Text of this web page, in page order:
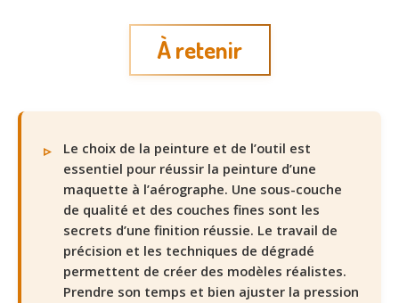
À retenir
Le choix de la peinture et de l’outil est
essentiel pour réussir la peinture d’une
maquette à l’aérographe. Une sous-couche
de qualité et des couches fines sont les
secrets d’une finition réussie. Le travail de
précision et les techniques de dégradé
permettent de créer des modèles réalistes.
Prendre son temps et bien ajuster la pression